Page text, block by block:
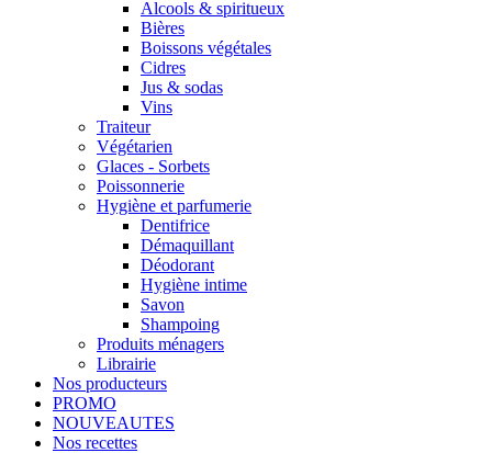
Alcools & spiritueux
Bières
Boissons végétales
Cidres
Jus & sodas
Vins
Traiteur
Végétarien
Glaces - Sorbets
Poissonnerie
Hygiène et parfumerie
Dentifrice
Démaquillant
Déodorant
Hygiène intime
Savon
Shampoing
Produits ménagers
Librairie
Nos producteurs
PROMO
NOUVEAUTES
Nos recettes